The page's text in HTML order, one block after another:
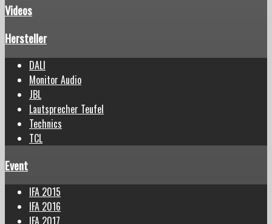
Videos
Hersteller
DALI
Monitor Audio
JBL
Lautsprecher Teufel
Technics
TCL
Event
IFA 2015
IFA 2016